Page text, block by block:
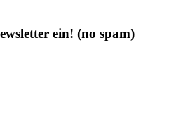
ein! (no spam)